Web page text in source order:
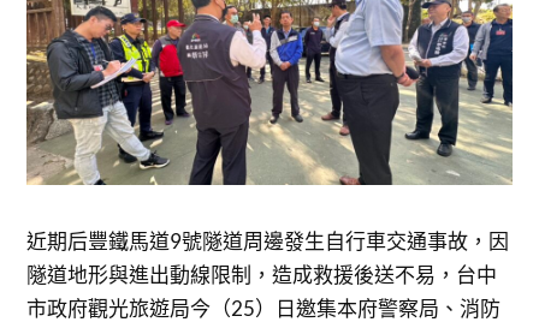
近期后豐鐵馬道9號隧道周邊發生自行車交通事故，因
隧道地形與進出動線限制，造成救援後送不易，台中
市政府觀光旅遊局今（25）日邀集本府警察局、消防